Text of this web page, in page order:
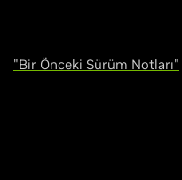
"Bir Önceki Sürüm Notları"